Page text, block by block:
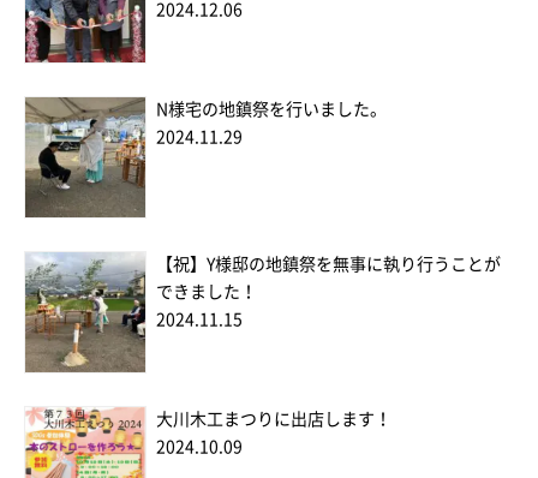
2024.12.06
N様宅の地鎮祭を行いました。
2024.11.29
【祝】Y様邸の地鎮祭を無事に執り行うことが
できました！
2024.11.15
大川木工まつりに出店します！
2024.10.09